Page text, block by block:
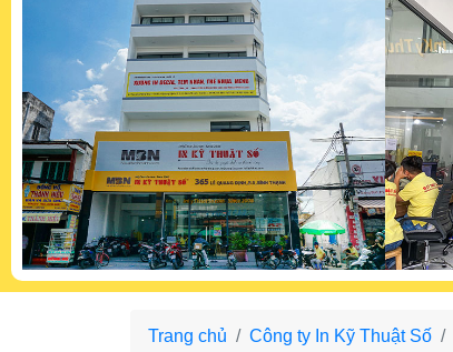
Trang chủ Công ty In Kỹ Thuật Số